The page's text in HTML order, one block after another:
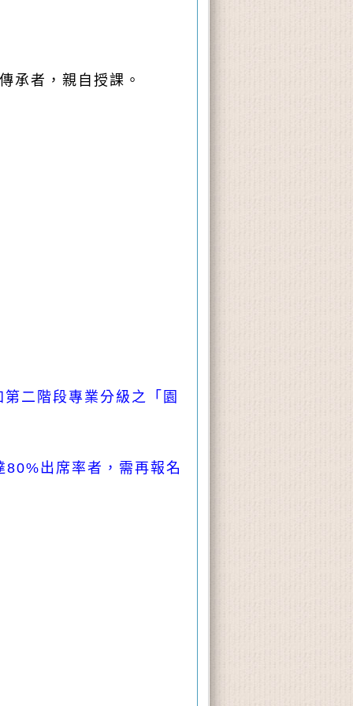
承者，親自授課。
二階段專業分級之「園
出席率者，需再報名